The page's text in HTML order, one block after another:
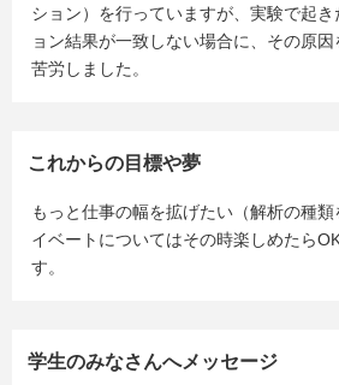
ション）を行っていますが、実験で起
ョン結果が一致しない場合に、その原因
苦労しました。
これからの目標や夢
もっと仕事の幅を拡げたい（解析の種
イベートについてはその時楽しめたら
す。
学生のみなさんへメッセージ